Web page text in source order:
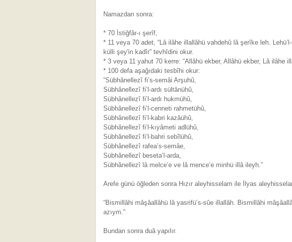
Namazdan sonra:
* 70 İstiğfâr-ı şerîf,
* 11 veya 70 adet, “Lâ ilâhe illallâhü vahdehû lâ şerîke leh.
külli şey'in kadîr” tevhîdini okur.
* 3 veya 11 yahut 70 kerre: “Allâhü ekber, Allâhü ekber, Lâ ilâhe
* 100 defa aşağıdaki tesbîhi okur:
“Sübhânellezî fi’s-semâi Arşuhû,
Sübhânellezî fi’l-ardı sültânühû,
Sübhânellezî fi’l-ardı hukmühû,
Sübhânellezî fi’l-cenneti rahmetühû,
Sübhânellezî fi’l-kabri kazâühû,
Sübhânellezî fi’l-kıyâmeti adlühû,
Sübhânellezî fi’l-bahri sebîlühû,
Sübhânellezî rafea’s-semâe,
Sübhânellezî beseta’l-arda,
Sübhânellezî lâ melce’e ve lâ mence’e minhü illâ ileyh.”
Arefe günü öğleden sonra Hızır aleyhisselam ile İlyas
“Bismillâhi mâşâallâhü lâ yasrifü’s-sûe illallâh. Bismillâhi
azıym."
Bundan sonra duâ yapılır.